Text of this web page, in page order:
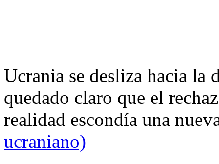
Ucrania se desliza hacia
quedado claro que el
realidad escondía una
ucraniano)